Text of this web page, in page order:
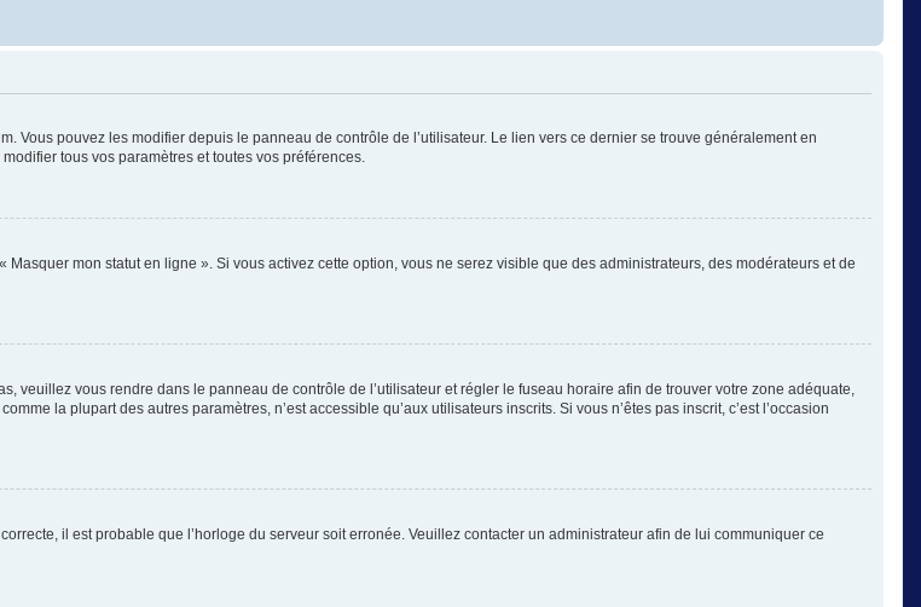
Vous pouvez les modifier depuis le panneau de contrôle de l’utilisateur. Le lien vers ce dernier se trouve généralement en
tous vos paramètres et toutes vos préférences.
mon statut en ligne ». Si vous activez cette option, vous ne serez visible que des administrateurs, des modérateurs et de
veuillez vous rendre dans le panneau de contrôle de l’utilisateur et régler le fuseau horaire afin de trouver votre zone adéquate,
la plupart des autres paramètres, n’est accessible qu’aux utilisateurs inscrits. Si vous n’êtes pas inscrit, c’est l’occasion
il est probable que l’horloge du serveur soit erronée. Veuillez contacter un administrateur afin de lui communiquer ce